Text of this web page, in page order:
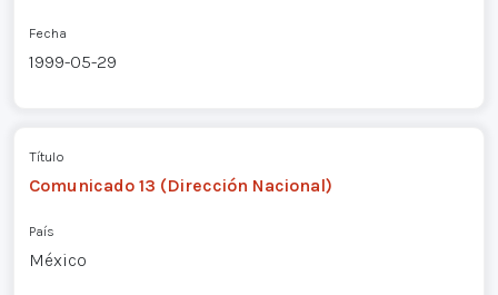
Fecha
1999-05-29
Título
Comunicado 13 (Dirección Nacional)
País
México